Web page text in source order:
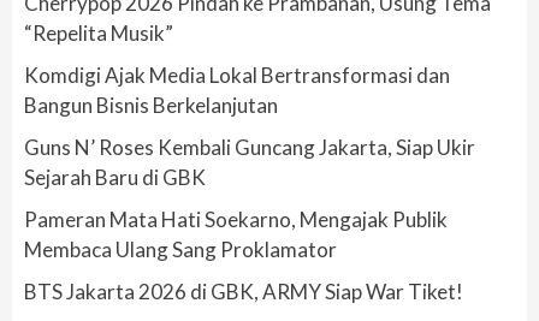
“Repelita Musik”
Komdigi Ajak Media Lokal Bertransformasi dan
Bangun Bisnis Berkelanjutan
Guns N’ Roses Kembali Guncang Jakarta, Siap Ukir
Sejarah Baru di GBK
Pameran Mata Hati Soekarno, Mengajak Publik
Membaca Ulang Sang Proklamator
BTS Jakarta 2026 di GBK, ARMY Siap War Tiket!